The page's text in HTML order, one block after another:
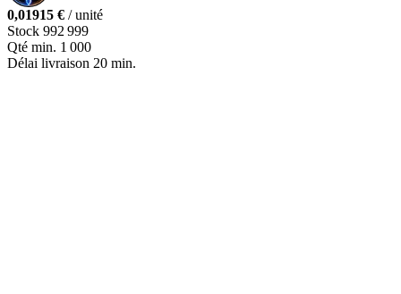
0,01915 € / unité
Stock 992 999
Qté min. 1 000
Délai livraison 20 min.